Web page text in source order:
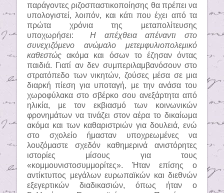
παράγοντες ριζοσπαστικοποίησης θα πρέπει να
υπολογιστεί, λοιπόν, και κάτι που έχει από τα
πρώτα χρόνια της μεταπολίτευσης
υποχωρήσει:
Η απέχθεια απέναντι στο
συνεχιζόμενο ανώμαλο μετεμφυλιοπολεμικό
καθεστώς ακόμα και όσων το έζησαν όντας
παιδιά. Γιατί αν δεν συμπεριλαμβανόσουν στο
στρατόπεδο των νικητών, ζούσες μέσα σε μια
διαρκή πίεση για υποταγή, με την ανάσα του
χωροφύλακα στο σβέρκο σου ανεξάρτητα από
ηλικία, με τον εκβιασμό των κοινωνικών
φρονημάτων να τινάζει στον αέρα το δικαίωμα
ακόμα και των καθαριστριών για δουλειά, ενώ
στο σχολείο ήμασταν υποχρεωμένες να
λουζόμαστε σχεδόν καθημερινά ανιστόρητες
ιστορίες μίσους για τους
«κομμουνιστοσυμμορίτες». Ήταν επίσης ο
αντίκτυπος μεγάλων ευρωπαϊκών και διεθνών
εξεγερτικών διαδικασιών, όπως ήταν ο